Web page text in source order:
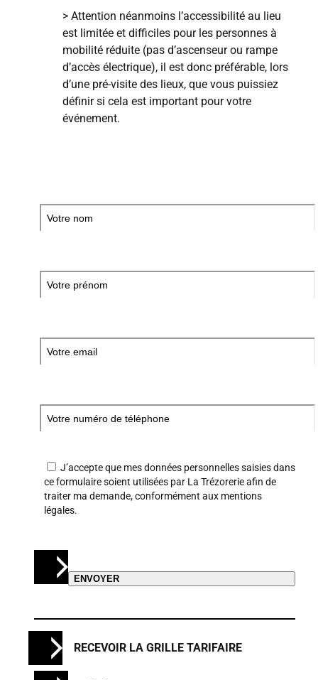
> Attention néanmoins l’accessibilité au lieu
est limitée et difficiles pour les personnes à
mobilité réduite (pas d’ascenseur ou rampe
d’accès électrique), il est donc préférable, lors
d’une pré-visite des lieux, que vous puissiez
définir si cela est important pour votre
événement.
J’accepte que mes données personnelles saisies dans
ce formulaire soient utilisées par La Trézorerie afin de
traiter ma demande, conformément aux mentions
légales.
RECEVOIR LA GRILLE TARIFAIRE